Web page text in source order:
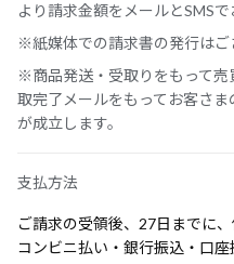
より請求金額をメールとSMSで
※紙媒体での請求書の発行はご
※商品発送・受取りをもって
取完了メールをもってお客さ
が成立します。
支払方法
ご請求の受領後、27日までに
コンビニ払い・銀行振込・口座